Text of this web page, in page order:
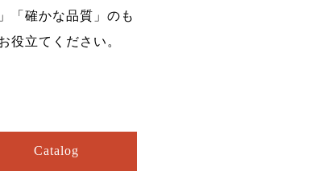
「確かな品質」のも
役立てください。
Catalog